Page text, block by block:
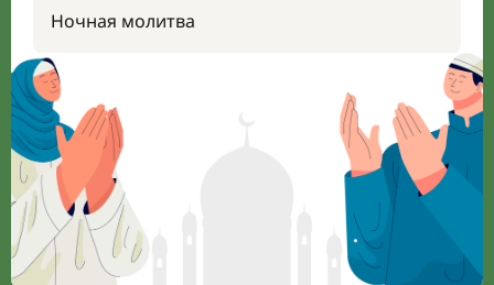
Ночная молитва